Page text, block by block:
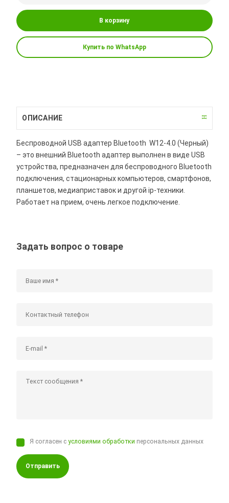
В корзину
Купить по WhatsApp
ОПИСАНИЕ
Беспроводной USB адаптер Bluetooth W12-4.0 (Черный)
– это внешний Bluetooth адаптер выполнен в виде USB
устройства, предназначен для беспроводного Bluetooth
подключения, стационарных компьютеров, смартфонов,
планшетов, медиаприставок и другой ip-техники.
Работает на прием, очень легкое подключение.
Задать вопрос о товаре
Я согласен сусловиями обработки персональных данных
Отправить